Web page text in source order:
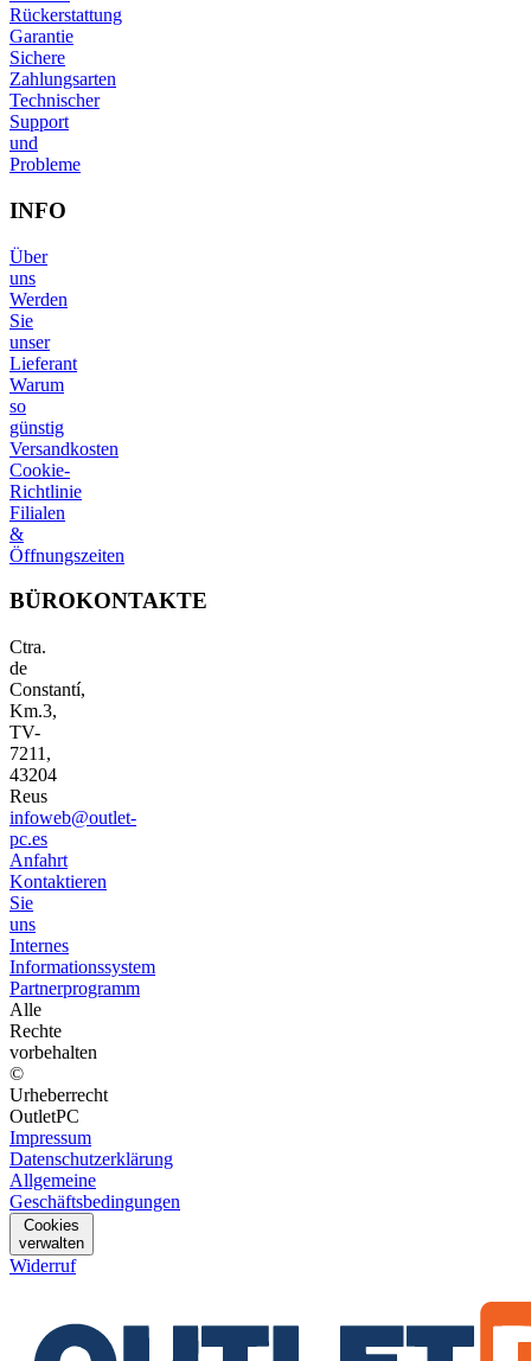
Rückerstattung
Garantie
Sichere
Zahlungsarten
Technischer
Support
und
Probleme
INFO
Über
uns
Werden
Sie
unser
Lieferant
Warum
so
günstig
Versandkosten
Cookie-
Richtlinie
Filialen
&
Öffnungszeiten
BÜROKONTAKTE
Ctra.
de
Constantí,
Km.3,
TV-
7211,
43204
Reus
infoweb@outlet-
pc.es
Anfahrt
Kontaktieren
Sie
uns
Internes
Informationssystem
Partnerprogramm
Alle
Rechte
vorbehalten
©
Urheberrecht
OutletPC
Impressum
Datenschutzerklärung
Allgemeine
Geschäftsbedingungen
Cookies
verwalten
Widerruf